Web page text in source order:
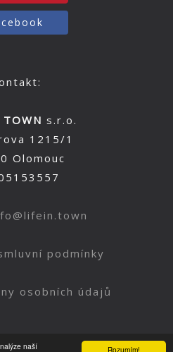
Rozumím!
naší
s.r.o.
1215/1
Olomouc
podmínky
osobních údajů